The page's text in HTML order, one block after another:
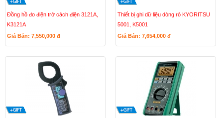
Đồng hồ đo điện trở cách điện 3121A,
K3121A
Giá Bán: 7,550,000 đ
Thiết bị ghi dữ liệu dòng rò KYORITSU
5001, K5001
Giá Bán: 7,654,000 đ